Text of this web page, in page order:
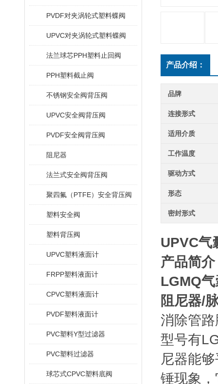
PVDF对夹涡轮式塑料蝶阀
UPVC对夹涡轮式塑料蝶阀
法兰球芯PPH塑料止回阀
PPH塑料截止阀
不锈钢安全阀背压阀
UPVC安全阀背压阀
PVDF安全阀背压阀
阻尼器
法兰式安全阀背压阀
聚四氟（PTFE）安全背压阀
塑料安全阀
塑料背压阀
UPVC塑料液面计
FRPP塑料液面计
CPVC塑料液面计
PVDF塑料液面计
PVC塑料Y型过滤器
PVC塑料过滤器
球芯式CPVC塑料底阀
产品介绍：
品牌
连接形式
适用介质
工作温度
驱动方式
形态
密封形式
UPVC气
产品简
LGMQ
阻尼器/
消除管
型号有
尼器能
锤现象